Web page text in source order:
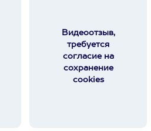
Видеоотзыв,
требуется
согласие на
сохранение
cookies